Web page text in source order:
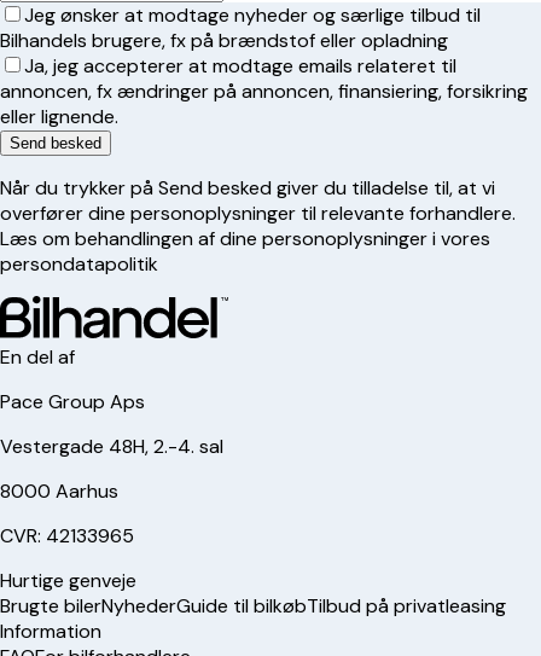
Jeg ønsker at modtage nyheder og særlige tilbud til
Bilhandels brugere, fx på brændstof eller opladning
Ja, jeg accepterer at modtage emails relateret til
annoncen, fx ændringer på annoncen, finansiering, forsikring
eller lignende.
Send besked
Når du trykker på Send besked giver du tilladelse til, at vi
overfører dine personoplysninger til relevante forhandlere.
Læs om behandlingen af dine personoplysninger i vores
persondatapolitik
En del af
Pace Group Aps
Vestergade 48H, 2.-4. sal
8000 Aarhus
CVR: 42133965
Hurtige genveje
Brugte bilerNyhederGuide til bilkøbTilbud på privatleasing
Information